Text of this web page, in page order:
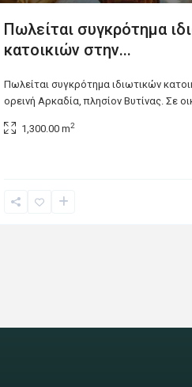
Πωλείται συγκρότημα
κατοικιών στην...
Πωλείται συγκρότημα ιδιωτικών
ορεινή Αρκαδία, πλησίον Βυτίνας. Σε
1,300.00 m2